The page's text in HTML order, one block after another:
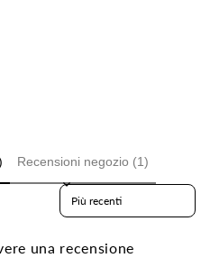
Recensioni negozio (1)
Sort reviews by
una recensione